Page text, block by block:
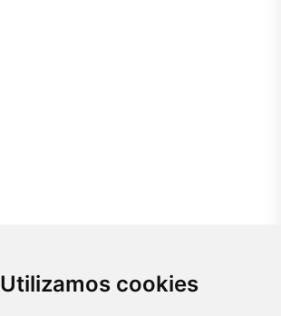
Utilizamos cookies